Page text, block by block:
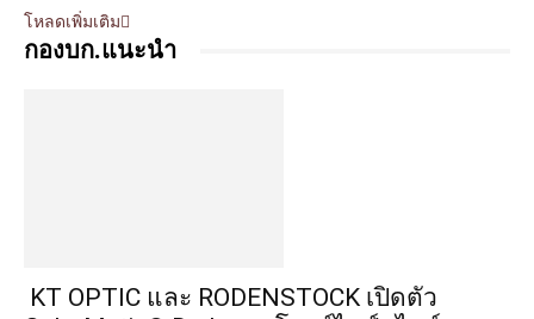
โหลดเพิ่มเติม
กองบก.แนะนำ
KT OPTIC และ RODENSTOCK เปิดตัว